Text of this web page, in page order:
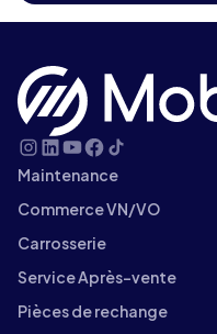
Maintenance
Commerce VN/VO
Carrosserie
Service Après-vente
Pièces de rechange